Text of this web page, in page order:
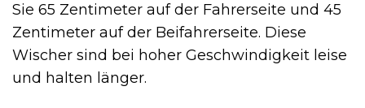
Sie 65 Zentimeter auf der Fahrerseite und 45
Zentimeter auf der Beifahrerseite. Diese
Wischer sind bei hoher Geschwindigkeit leise
und halten länger.